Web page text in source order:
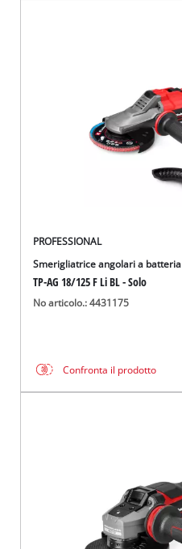
PROFESSIONAL
Smerigliatrice angolari a batteria
TP-AG 18/125 F Li BL - Solo
No articolo.: 4431175
Confronta il prodotto